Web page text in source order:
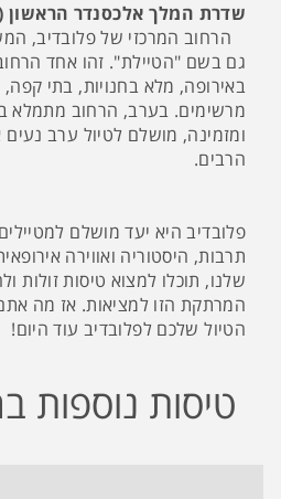
שדרת המלך אלכסנדר הראשון
גם בשם "הטיילת". זהו אחד
באירופה, מלא בחנויות, בתי קפה,
מרשימים. בערב, הרחוב מתמלא
ומזמינה, מושלם לטיול ערב
הרבים.
פלובדיב היא יעד מושלם
תרבות, היסטוריה ואווירה
שלנו, תוכלו למצוא טיסות זולות
המרתקת הזו למציאות. אז מה
הטיול שלכם לפלובדיב עוד היום!
טיסות נוספות